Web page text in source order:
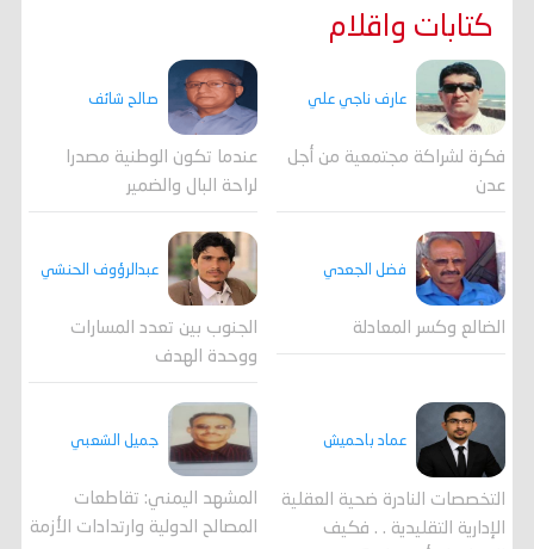
كتابات واقلام
عارف ناجي علي
فكرة لشراكة مجتمعية من أجل
عدن
صالح شائف
عندما تكون الوطنية مصدرا
لراحة البال والضمير
فضل الجعدي
الضالع وكسر المعادلة
عبدالرؤوف الحنشي
الجنوب بين تعدد المسارات
ووحدة الهدف
عماد باحميش
التخصصات النادرة ضحية العقلية
الإدارية التقليدية . . فكيف
جميل الشعبي
المشهد اليمني: تقاطعات
المصالح الدولية وارتدادات الأزمة